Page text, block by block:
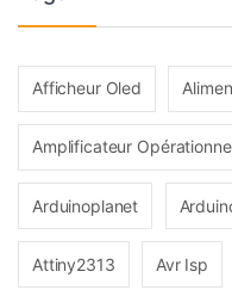
Afficheur Oled
Amplificateur
Arduinoplanet
Attiny2313 Avr Isp